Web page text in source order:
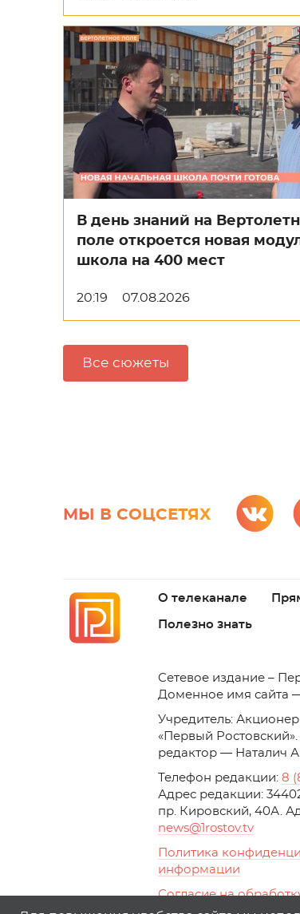
В день знаний на
поле откроется новая
школа на 400 мест
20:19 07.08.2026
Все сюжеты
МЫ В СОЦСЕТЯХ
О телеканале
Полезно знать
Cетевое издание –
Доменное имя сайта
Учредитель:
«Первый
редактор — Наталич
Телефон редакции: 8
Адрес редакции:
пр. Кировский, 40А.
news@1rostov.tv
Политика
информации
Согласие на
с помощью сервисов